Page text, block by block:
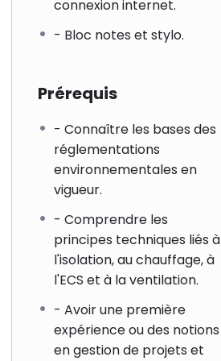
connexion internet.
- Bloc notes et stylo.
Prérequis
- Connaître les bases des
réglementations
environnementales en
vigueur.
- Comprendre les
principes techniques liés à
l'isolation, au chauffage, à
l'ECS et à la ventilation.
- Avoir une première
expérience ou des notions
en gestion de projets et